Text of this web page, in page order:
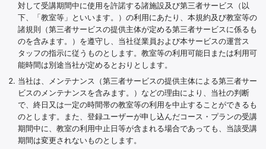
対して受講期間中に使用を許諾する諸施設及び第三者サービス（以
下、「教室等」といいます。）の利用にあたり、本規約及び教室等の
諸規則（第三者サービスの提供主体が定める第三者サービスに係るも
のを含みます。）を遵守し、当社従業員および本サービスの運営ス
タッフの指示に従うものとします。教室等の利用可能日または利用可
能時間は別途当社が定めるとおりとします。
当社は、メンテナンス（第三者サービスの提供主体による第三者サー
ビスのメンテナンスを含みます。）などの理由により、当社の判断
で、終日又は一定の時間帯の教室等の利用を中止することができるも
のとします。また、登録ユーザーが申し込んだコース・プランの受講
期間中に、教室の利用中止日等が含まれる場合であっても、当該受講
期間は変更されないものとします。